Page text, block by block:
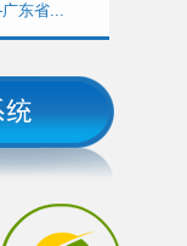
东省...